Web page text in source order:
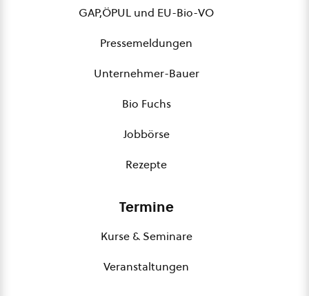
GAP,ÖPUL und EU-Bio-VO
Pressemeldungen
Unternehmer-Bauer
Bio Fuchs
Jobbörse
Rezepte
Termine
Kurse & Seminare
Veranstaltungen